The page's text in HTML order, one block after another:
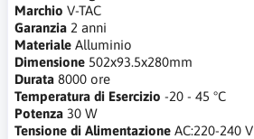
Marchio V-TAC
Garanzia 2 anni
Materiale Alluminio
Dimensione 502x93.5x280mm
Durata 8000 ore
Temperatura di Esercizio -20 - 45 °C
Potenza 30 W
Tensione di Alimentazione AC:220-240 V